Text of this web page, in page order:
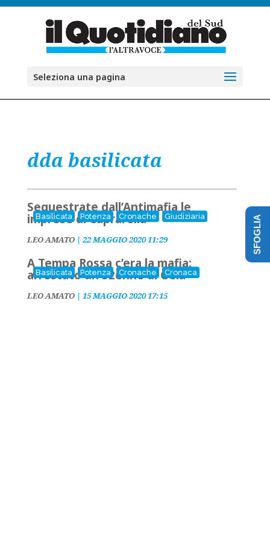
Seleziona una pagina
dda basilicata
Basilicata Potenza Cronache Giudiziaria
Sequestrate dall’Antimafia le
imprese di Caprarella
LEO AMATO| 22 MAGGIO 2020 11:29
Basilicata Potenza Cronache Cronaca
A Tempa Rossa c’era la mafia:
arrestato un 52enne di Gela
LEO AMATO| 15 MAGGIO 2020 17:15
SFOGLIA